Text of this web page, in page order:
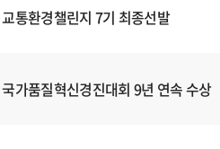
통환경챌린지 7기 최종선발
가품질혁신경진대회 9년 연속 수상